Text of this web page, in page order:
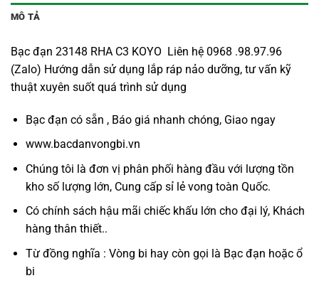
MÔ TẢ
Bạc đạn 23148 RHA C3 KOYO Liên hệ 0968 .98.97.96
(Zalo) Hướng dẫn sử dụng lắp ráp nảo dưỡng, tư vấn kỹ
thuật xuyên suốt quá trình sử dụng
Bạc đạn có sẵn , Báo giá nhanh chóng, Giao ngay
www.bacdanvongbi.vn
Chúng tôi là đơn vị phân phối hàng đầu với lượng tồn
kho số lượng lớn, Cung cấp sỉ lẻ vong toàn Quốc.
Có chính sách hậu mãi chiếc khấu lớn cho đại lý, Khách
hàng thân thiết..
Từ đồng nghĩa : Vòng bi hay còn gọi là Bạc đạn hoặc ổ
bi